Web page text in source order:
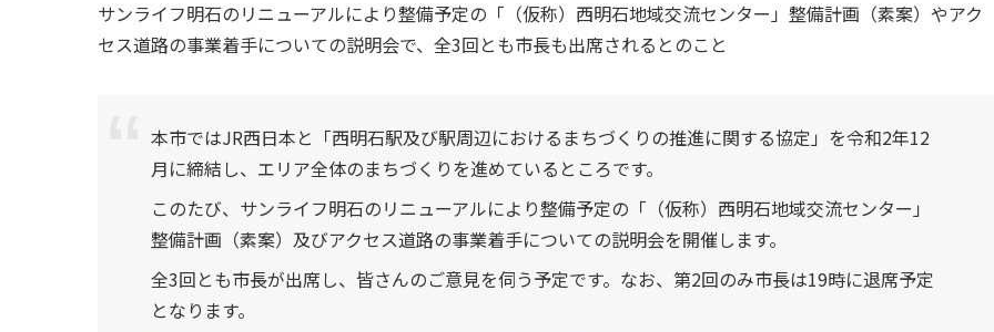
サンライフ明石のリニューアルにより整備予定の「（仮称）西明石地域交流センター」整備計画（素案）やアク
セス道路の事業着手についての説明会で、全3回とも市長も出席されるとのこと
本市ではJR西日本と「西明石駅及び駅周辺におけるまちづくりの推進に関する協定」を令和2年12
月に締結し、エリア全体のまちづくりを進めているところです。
このたび、サンライフ明石のリニューアルにより整備予定の「（仮称）西明石地域交流センター」
整備計画（素案）及びアクセス道路の事業着手についての説明会を開催します。
全3回とも市長が出席し、皆さんのご意見を伺う予定です。なお、第2回のみ市長は19時に退席予定
となります。